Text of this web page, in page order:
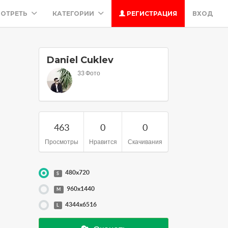
КАТЕГОРИИ РЕГИСТРАЦИЯ ВХОД
Daniel Cuklev
33 Фото
463
Просмотры
0
Нравится
0
Скачивания
S 480x720
M 960x1440
L 4344x6516